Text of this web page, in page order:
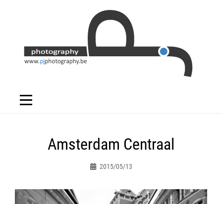
Amsterdam Centraal
2015/05/13
Bericht